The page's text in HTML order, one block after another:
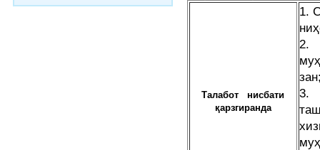
Талабот нисбати
қарзгиранда
1.
2.
3.